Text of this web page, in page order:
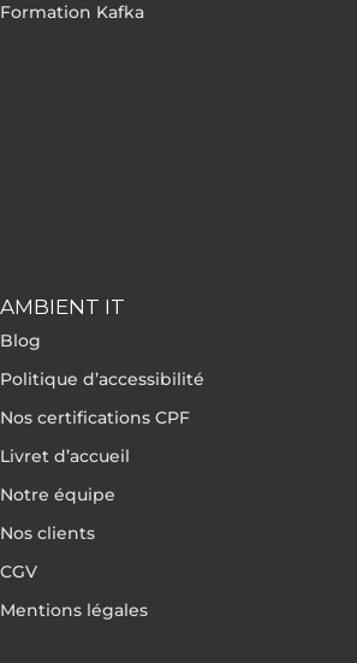
Formation Kafka
AMBIENT IT
Blog
Politique d’accessibilité
Nos certifications CPF
Livret d’accueil
Notre équipe
Nos clients
CGV
Mentions légales